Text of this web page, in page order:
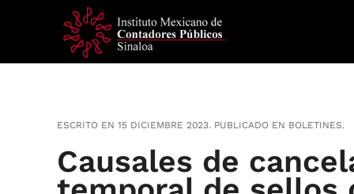
to
ESCRITO EN 15 DICIEMBRE 2023. PUBLICADO EN BOLETINES.
Causales de